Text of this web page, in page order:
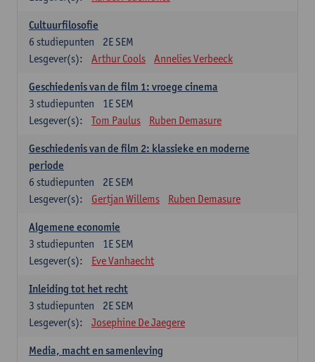
Cultuurfilosofie
2E SEM
6 studiepunten
Lesgever(s):
Arthur Cools Annelies Verbeeck
Geschiedenis van de film 1: vroege cinema
1E SEM
3 studiepunten
Lesgever(s):
Tom Paulus Ruben Demasure
Geschiedenis van de film 2: klassieke en moderne
periode
2E SEM
6 studiepunten
Lesgever(s):
Gertjan Willems Ruben Demasure
Algemene economie
1E SEM
3 studiepunten
Lesgever(s):
Eve Vanhaecht
Inleiding tot het recht
2E SEM
3 studiepunten
Lesgever(s):
Josephine De Jaegere
Media, macht en samenleving